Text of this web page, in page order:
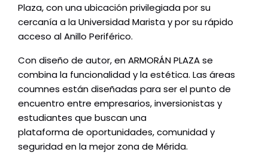
Plaza, con una ubicación privilegiada por su
cercanía a la Universidad Marista y por su rápido
acceso al Anillo Periférico.
Con diseño de autor, en ARMORÁN PLAZA se
combina la funcionalidad y la estética. Las áreas
coumnes están diseñadas para ser el punto de
encuentro entre empresarios, inversionistas y
estudiantes que buscan una
plataforma de oportunidades, comunidad y
seguridad en la mejor zona de Mérida.